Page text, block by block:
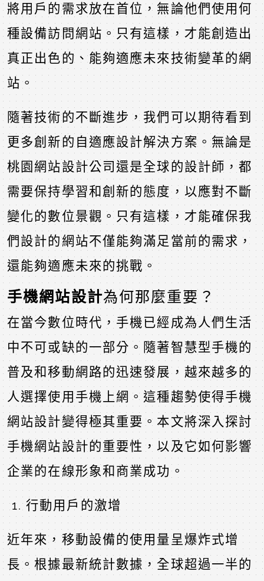
將用戶的需求放在首位，無論他們使用何
種設備訪問網站。只有這樣，才能創造出
真正出色的、能夠適應未來技術變革的網
站。
隨著技術的不斷進步，我們可以期待看到
更多創新的自適應設計解決方案。無論是
桃園網站設計公司還是全球的設計師，都
需要保持學習和創新的態度，以應對不斷
變化的數位景觀。只有這樣，才能確保我
們設計的網站不僅能夠滿足當前的需求，
還能夠適應未來的挑戰。
手機網站設計為何那麼重要？
在當今數位時代，手機已經成為人們生活
中不可或缺的一部分。隨著智慧型手機的
普及和移動網路的迅速發展，越來越多的
人選擇使用手機上網。這種趨勢使得手機
網站設計變得極其重要。本文將深入探討
手機網站設計的重要性，以及它如何影響
企業的在線形象和商業成功。
行動用戶的激增
近年來，移動設備的使用量呈爆炸式增
長。根據最新統計數據，全球超過一半的